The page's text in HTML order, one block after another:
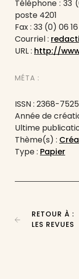
Téléphone : 33
poste 4201
Fax : 33 (0) 06
Courriel :
URL : http://
MÉTA :
ISSN : 2368-7525
Année de
Ultime
Thème(s) :
Type : Papier
RETOUR À :
LES REVUES